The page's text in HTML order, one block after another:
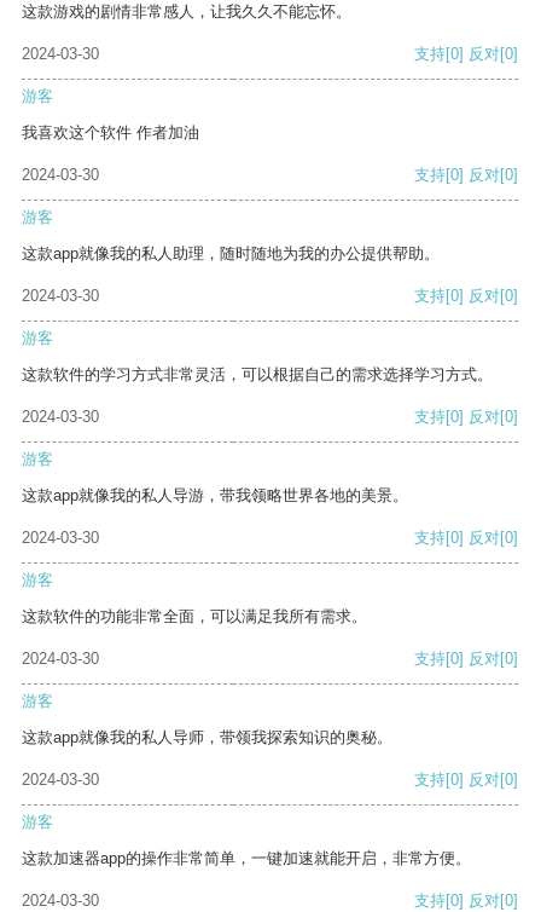
这款游戏的剧情非常感人，让我久久不能忘怀。
2024-03-30 支持[0] 反对[0]
游客
我喜欢这个软件 作者加油
2024-03-30 支持[0] 反对[0]
游客
这款app就像我的私人助理，随时随地为我的办公提供帮助。
2024-03-30 支持[0] 反对[0]
游客
这款软件的学习方式非常灵活，可以根据自己的需求选择学习方式。
2024-03-30 支持[0] 反对[0]
游客
这款app就像我的私人导游，带我领略世界各地的美景。
2024-03-30 支持[0] 反对[0]
游客
这款软件的功能非常全面，可以满足我所有需求。
2024-03-30 支持[0] 反对[0]
游客
这款app就像我的私人导师，带领我探索知识的奥秘。
2024-03-30 支持[0] 反对[0]
游客
这款加速器app的操作非常简单，一键加速就能开启，非常方便。
2024-03-30 支持[0] 反对[0]